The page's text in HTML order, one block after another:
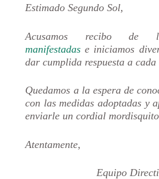
Estimado Segundo Sol,
Acusamos recibo
manifestadas e iniciamos
dar cumplida respuesta a cada
Quedamos a la espera de
con las medidas adoptadas y
enviarle un cordial
Atentamente,
Equipo